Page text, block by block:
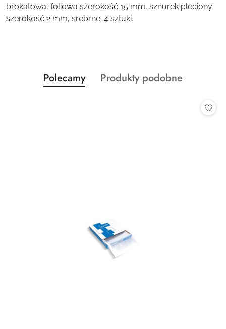
brokatowa, foliowa szerokość 15 mm, sznurek pleciony
szerokość 2 mm, srebrne. 4 sztuki.
Pomiń karuzelę produktów
Produkty
o
Polecamy
Produkty
Produkty podobne